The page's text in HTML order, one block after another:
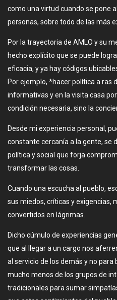
como una virtud cuando se pone
personas, sobre todo de las más
Por la trayectoria de AMLO y su
hecho explícito que se puede
eficacia, y ya hay códigos
Por ejemplo, *hacer política a ras
informativas y en la visita casa
condición necesaria, sino la
Desde mi experiencia personal,
constante cercanía a la gente, se
política y social que forja
transformar las cosas.
Cuando una escucha al pueblo,
sus miedos, críticas y exigencias,
convertidos en lágrimas.
Dicho cúmulo de experiencias
que al llegar a un cargo nos
al servicio de los demás y no para
mucho menos de los grupos de
tradicionales para sumar